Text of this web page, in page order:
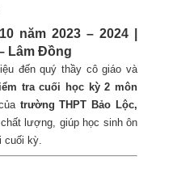
năm 2023 – 2024 |
Lâm Đồng
đến quý thầy cô giáo và
tra cuối học kỳ 2 môn
trường THPT Bảo Lộc,
lượng, giúp học sinh ôn
cuối kỳ.